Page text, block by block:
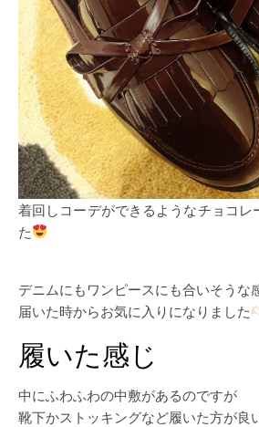
着回しコーデができるようなチョコレ
た
デニムにもワンピースにも合いそうな
届いた時からお気に入りになりました
履いた感じ
中にふわふわの中敷があるのですが
靴下かストッキングなど履いた方が良